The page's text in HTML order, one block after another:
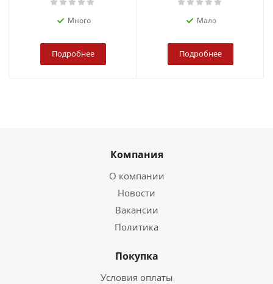
Много
Подробнее
Мало
Подробнее
Компания
О компании
Новости
Вакансии
Политика
Покупка
Условия оплаты